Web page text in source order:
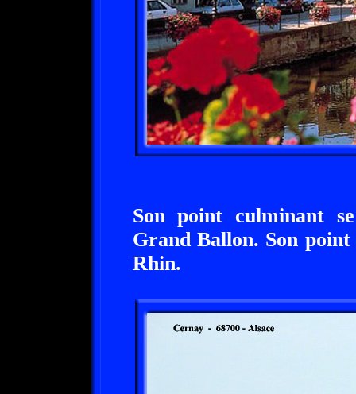
Son point culminant
Grand Ballon. Son
Rhin.